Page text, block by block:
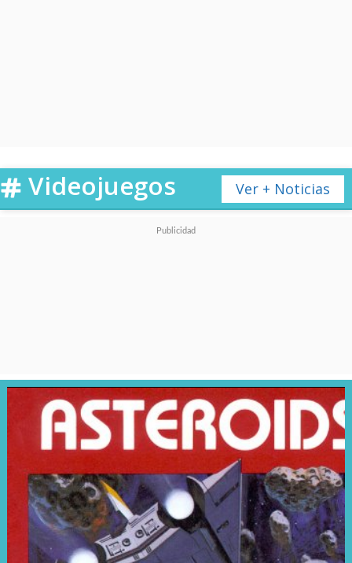
Ver + Noticias
Videojuegos